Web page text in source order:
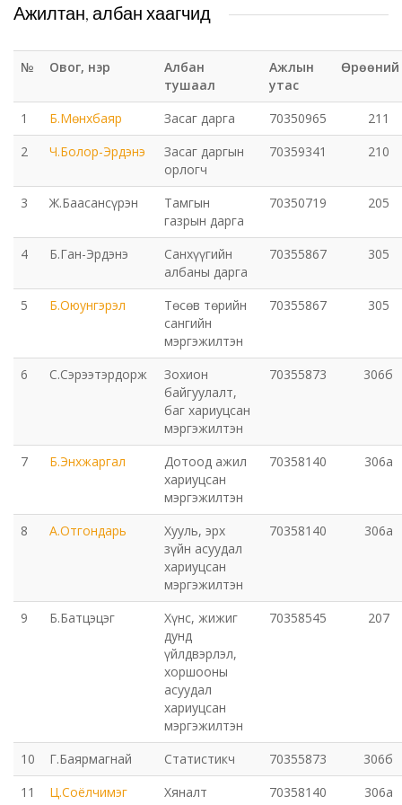
Улсын бүртгэлийн хэлтэс
Ус цаг уур, орчны шинжилгээний төв
Хүүхэд, гэр бүлийн хөгжил, хамгааллын газар
Хөдөлмөр, халамжийн үйлчилгээний газар
Цагдаагийн газар
Шүүх шинжилгээний хэлтэс
Шүүхийн шийдвэр гүйцэтгэх газар-437 дугаар
Эрүүл мэндийн газар
Авто тээврийн төв
Мал эмнэлгийн газар
Хүнс, хөдөө аж ахуйн газар
Баян-Өндөр сумын ЗДТГ
Жаргалант сумын ЗДТГ
Орхон аймгийн Иргэний хэргийн давж заалдах
Орхон аймгийн Эрүүгийн хэргийн давж заалдах
шатны шүүх
Ажилтан, албан хаагчид
№ Овог, нэр
Албан
тушаал
Ажлын
утас
1 Б.Мөнхбаяр Засаг дарга 70350965
211
2
Ч.Болор-Эрдэнэ
Засаг даргын
орлогч
70359341 210
3 Ж.Баасансүрэн
Тамгын
газрын дарга
70350719 205
4 Б.Ган-Эрдэнэ
Санхүүгийн
албаны дарга
70355867 305
5 Б.Оюунгэрэл
Төсөв төрийн
сангийн
мэргэжилтэн
70355867 305
6 С.Сэрээтэрдорж
Зохион
байгуулалт,
баг хариуцсан
мэргэжилтэн
70355873 306б
7 Б.Энхжаргал
Дотоод ажил
хариуцсан
мэргэжилтэн
70358140 306а
8 А.Отгондарь
Хууль, эрх
зүйн асуудал
хариуцсан
мэргэжилтэн
70358140 306а
9 Б.Батцэцэг
Хүнс, жижиг
дунд
үйлдвэрлэл,
хоршооны
асуудал
хариуцсан
мэргэжилтэн
70358545 207
10 Г.Баярмагнай Статистикч 70355873
306б
11
Ц.Соёлчимэг
Хяналт
70358140 306а